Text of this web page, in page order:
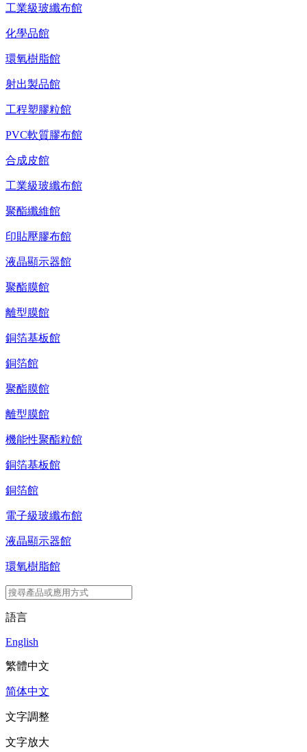
工業級玻纖布館
化學品館
環氧樹脂館
射出製品館
工程塑膠粒館
PVC軟質膠布館
合成皮館
工業級玻纖布館
聚酯纖維館
印貼壓膠布館
液晶顯示器館
聚酯膜館
離型膜館
銅箔基板館
銅箔館
聚酯膜館
離型膜館
機能性聚酯粒館
銅箔基板館
銅箔館
電子級玻纖布館
液晶顯示器館
環氧樹脂館
語言
English
繁體中文
简体中文
文字調整
文字放大